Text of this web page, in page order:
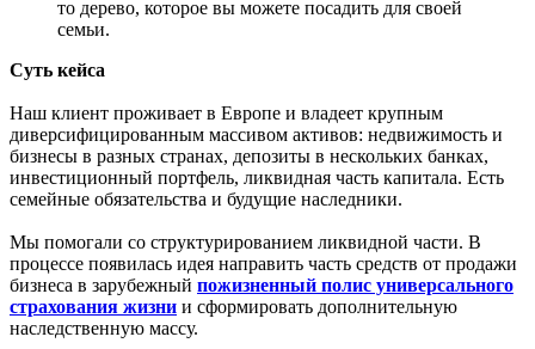
то дерево, которое вы можете посадить для своей
семьи.
Суть кейса
Наш клиент проживает в Европе и владеет крупным
диверсифицированным массивом активов: недвижимость и
бизнесы в разных странах, депозиты в нескольких банках,
инвестиционный портфель, ликвидная часть капитала. Есть
семейные обязательства и будущие наследники.
Мы помогали со структурированием ликвидной части. В
процессе появилась идея направить часть средств от продажи
бизнеса в зарубежный пожизненный полис универсального
страхования жизни и сформировать дополнительную
наследственную массу.